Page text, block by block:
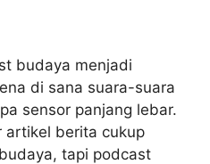
budaya menjadi
di sana suara-suara
sensor panjang lebar.
artikel berita cukup
tapi podcast